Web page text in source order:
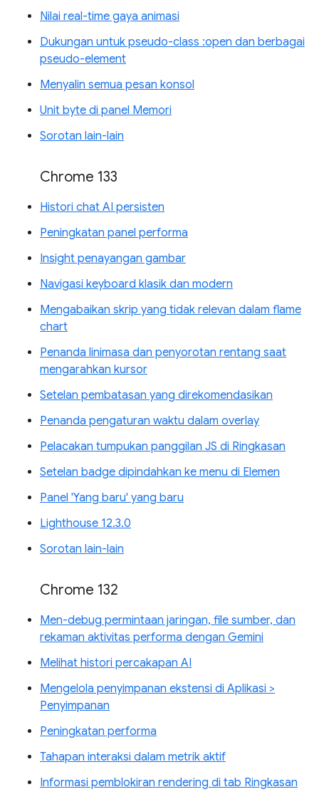
Nilai real-time gaya animasi
Dukungan untuk pseudo-class :open dan berbagai
pseudo-element
Menyalin semua pesan konsol
Unit byte di panel Memori
Sorotan lain-lain
Chrome 133
Histori chat AI persisten
Peningkatan panel performa
Insight penayangan gambar
Navigasi keyboard klasik dan modern
Mengabaikan skrip yang tidak relevan dalam flame
chart
Penanda linimasa dan penyorotan rentang saat
mengarahkan kursor
Setelan pembatasan yang direkomendasikan
Penanda pengaturan waktu dalam overlay
Pelacakan tumpukan panggilan JS di Ringkasan
Setelan badge dipindahkan ke menu di Elemen
Panel 'Yang baru' yang baru
Lighthouse 12.3.0
Sorotan lain-lain
Chrome 132
Men-debug permintaan jaringan, file sumber, dan
rekaman aktivitas performa dengan Gemini
Melihat histori percakapan AI
Mengelola penyimpanan ekstensi di Aplikasi >
Penyimpanan
Peningkatan performa
Tahapan interaksi dalam metrik aktif
Informasi pemblokiran rendering di tab Ringkasan